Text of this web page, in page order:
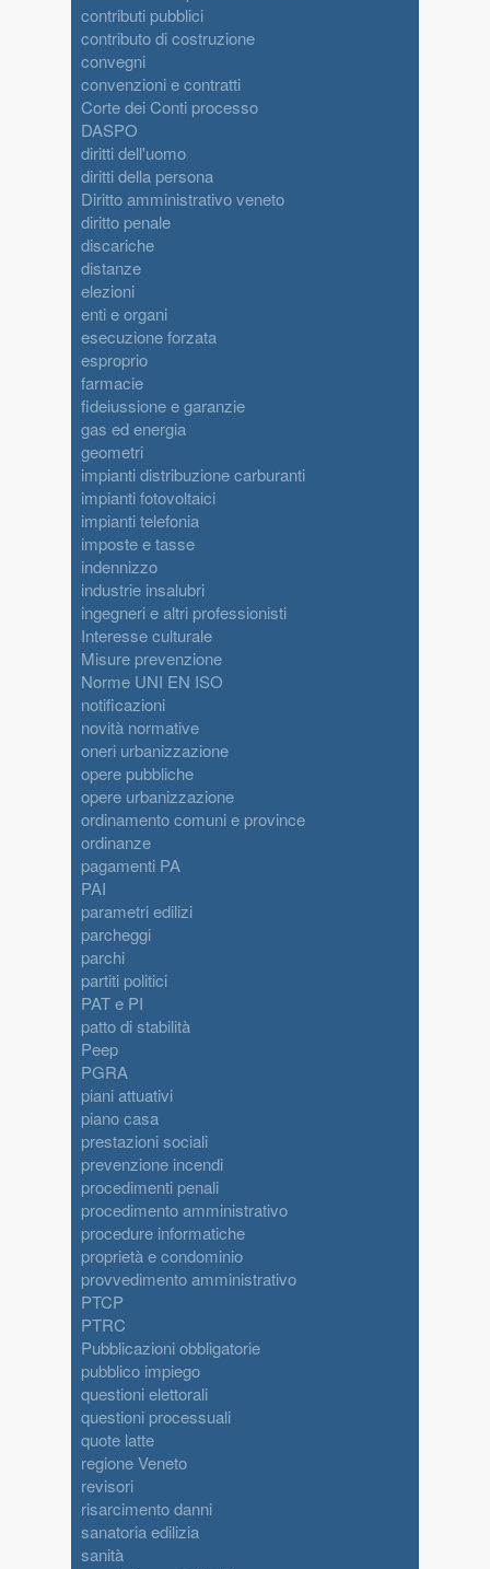
contributi pubblici
contributo di costruzione
convegni
convenzioni e contratti
Corte dei Conti processo
DASPO
diritti dell'uomo
diritti della persona
Diritto amministrativo veneto
diritto penale
discariche
distanze
elezioni
enti e organi
esecuzione forzata
esproprio
farmacie
fideiussione e garanzie
gas ed energia
geometri
impianti distribuzione carburanti
impianti fotovoltaici
impianti telefonia
imposte e tasse
indennizzo
industrie insalubri
ingegneri e altri professionisti
Interesse culturale
Misure prevenzione
Norme UNI EN ISO
notificazioni
novità normative
oneri urbanizzazione
opere pubbliche
opere urbanizzazione
ordinamento comuni e province
ordinanze
pagamenti PA
PAI
parametri edilizi
parcheggi
parchi
partiti politici
PAT e PI
patto di stabilità
Peep
PGRA
piani attuativi
piano casa
prestazioni sociali
prevenzione incendi
procedimenti penali
procedimento amministrativo
procedure informatiche
proprietà e condominio
provvedimento amministrativo
PTCP
PTRC
Pubblicazioni obbligatorie
pubblico impiego
questioni elettorali
questioni processuali
quote latte
regione Veneto
revisori
risarcimento danni
sanatoria edilizia
sanità